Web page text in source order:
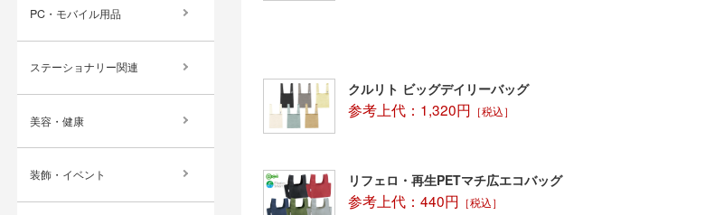
クルリト ビッグデイリーバッグ
参考上代：1,320円 ［税込］
リフェロ・再生PETマチ広エコバッグ
参考上代：440円 ［税込］
PC・モバイル用品
ステーショナリー関連
美容・健康
装飾・イベント